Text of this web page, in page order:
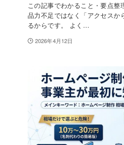
この記事でわかること・要点
品力不足ではなく「アクセス
るからです。 よく…
2026年4月12日